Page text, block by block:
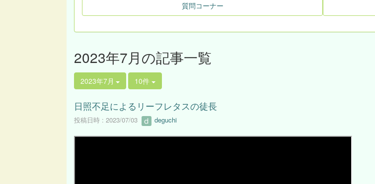
質問コーナー
2023年7月の記事一覧
2023年7月 10件
日照不足によるリーフレタスの徒長
投稿日時 : 2023/07/03 deguchi